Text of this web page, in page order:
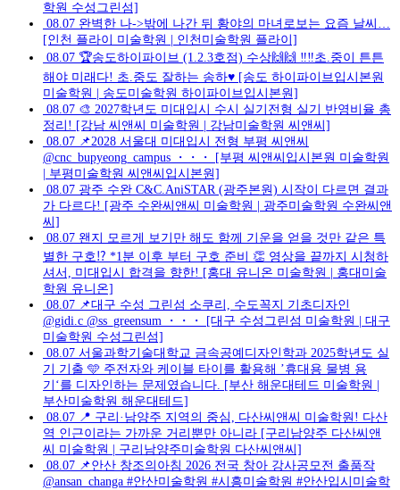
학원 수성그린섬]
08.07 완벽한 나->밖에 나간 뒤 황야의 마녀로보는 요즘 날씨…
[인천 플라이 미술학원 | 인천미술학원 플라이]
08.07 🏆송도하이파이브 (1.2.3호점) 수상🙌🙌 ‼️‼️초.중이 튼튼
해야 미래다! 초.중도 잘하는 송하♥️ [송도 하이파이브입시본원
미술학원 | 송도미술학원 하이파이브입시본원]
08.07 🎨 2027학년도 미대입시 수시 실기전형 실기 반영비율 총
정리! [강남 씨앤씨 미술학원 | 강남미술학원 씨앤씨]
08.07 📌2028 서울대 미대입시 전형 부평 씨앤씨
@cnc_bupyeong_campus ・・・ [부평 씨앤씨입시본원 미술학원
| 부평미술학원 씨앤씨입시본원]
08.07 광주 수완 C&C.AniSTAR (광주본원) 시작이 다르면 결과
가 다르다! [광주 수완씨앤씨 미술학원 | 광주미술학원 수완씨앤
씨]
08.07 왠지 모르게 보기만 해도 함께 기운을 얻을 것만 같은 특
별한 구호⁉️ *1분 이후 부터 구호 준비 👏 영상을 끝까지 시청하
셔서, 미대입시 합격을 향한! [홍대 유니온 미술학원 | 홍대미술
학원 유니온]
08.07 📌대구 수성 그린섬 소쿠리, 수도꼭지 기초디자인
@gidi.c @ss_greensum ・・・ [대구 수성그린섬 미술학원 | 대구
미술학원 수성그린섬]
08.07 서울과학기술대학교 금속공예디자인학과 2025학년도 실
기 기출 🩵 주전자와 케이블 타이를 활용해 ’휴대용 물병 용
기‘를 디자인하는 문제였습니다. [부산 해운대테드 미술학원 |
부산미술학원 해운대테드]
08.07 📍 구리·남양주 지역의 중심, 다산씨앤씨 미술학원! 다산
역 인근이라는 가까운 거리뿐만 아니라 [구리남양주 다산씨앤
씨 미술학원 | 구리남양주미술학원 다산씨앤씨]
08.07 📌안산 창조의아침 2026 전국 창아 강사공모전 출품작
@ansan_changa #안산미술학원 #시흥미술학원 #안산입시미술학